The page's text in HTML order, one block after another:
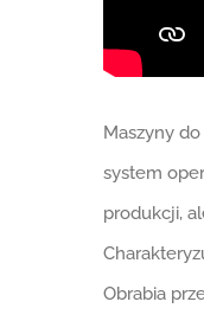
Maszyny
system
produkcji,
Obrabia